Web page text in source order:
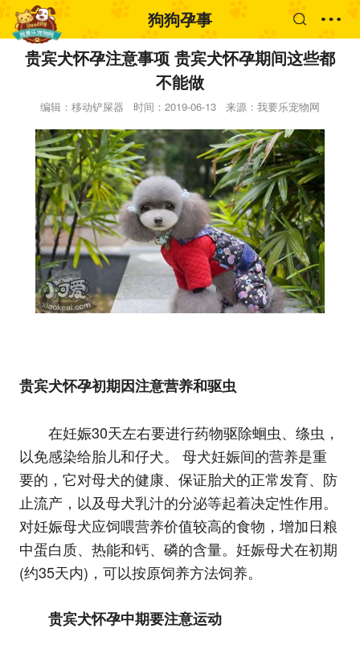
狗狗孕事
贵宾犬怀孕注意事项 贵宾犬怀孕期间这些都
不能做
编辑：移动铲屎器 时间：2019-06-13 来源：我要乐宠物网
贵宾犬怀孕初期因注意营养和驱虫
在妊娠30天左右要进行药物驱除蛔虫、绦虫，
以免感染给胎儿和仔犬。 母犬妊娠间的营养是重
要的，它对母犬的健康、保证胎犬的正常发育、防
止流产，以及母犬乳汁的分泌等起着决定性作用。
对妊娠母犬应饲喂营养价值较高的食物，增加日粮
中蛋白质、热能和钙、磷的含量。妊娠母犬在初期
(约35天内)，可以按原饲养方法饲养。
贵宾犬怀孕中期要注意运动